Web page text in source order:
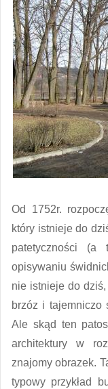
Od 1752r.
który istnieje do
patetyczności
opisywaniu
nie istnieje do
brzóz i tajemniczo
Ale skąd ten
architektury w
znajomy obrazek.
typowy przykład